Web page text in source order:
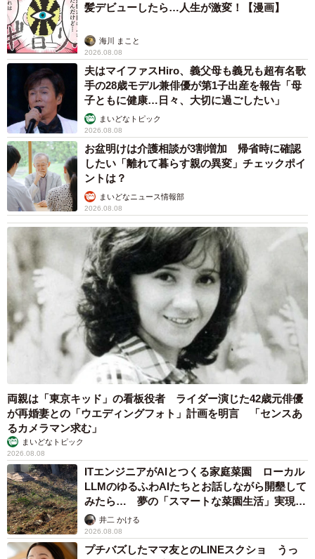
髪デビューしたら…人生が激変！【漫画】
海川 まこと
2026.08.08
夫はマイファスHiro、義父母も義兄も超有名歌
手の28歳モデル兼俳優が第1子出産を報告「母
子ともに健康…日々、大切に過ごしたい」
まいどなトピック
2026.08.08
お盆明けは介護相談が3割増加 帰省時に確認
したい「離れて暮らす親の異変」チェックポイ
ントは？
まいどなニュース情報部
2026.08.08
両親は「東京キッド」の看板役者 ライダー演じた42歳元俳優
が再婚妻との「ウエディングフォト」計画を明言 「センスあ
るカメラマン求む」
まいどなトピック
2026.08.08
ITエンジニアがAIとつくる家庭菜園 ローカル
LLMのゆるふわAIたちとお話しながら開墾して
みたら… 夢の「スマートな菜園生活」実現な
るか井二 かける
2026.08.08
プチバズしたママ友とのLINEスクショ うっ